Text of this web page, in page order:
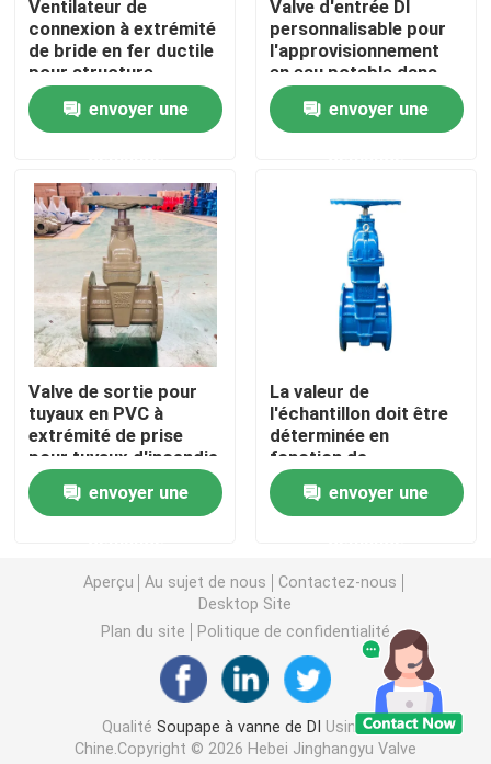
Nous contacter
Nouvelles
Cas
Soupape à vanne de DI
Soupape à vanne posée résiliente
Soupape à vanne en hausse de tige
Soupape à vanne non en hausse de tige
Soupape à vanne électrique
soupape à vanne d'engrenage à vis sans fin
Soupape à vanne de tige d'extension
Ventilateur de
connexion à extrémité
de bride en fer ductile
pour structure
envoyer une
Valve d'entrée DI
personnalisable pour
l'approvisionnement
en eau potable dans
les domaines
industrielsenvoyer une
Valve de sortie pour
tuyaux en PVC à
extrémité de prise
pour tuyaux d'incendie
envoyer une
La valeur de
l'échantillon doit être
déterminée en
fonction de
l'échantillon.
envoyer une
Aperçu Au sujet de nous
Contactez-nous
Desktop Site
Plan du site
Politique de confidentialité
QualitéSoupape à vanne de DI
Usine De
Chine.Copyright © 2026 Hebei Jinghangyu Valve